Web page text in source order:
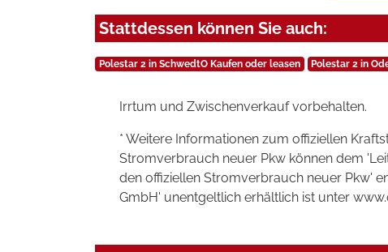
Stattdessen können Sie auch:
Polestar 2 in SchwedtO Kaufen oder leasen Polestar 2 in
Irrtum und Zwischenverkauf vorbehalten.
* Weitere Informationen zum offiziellen
Stromverbrauch neuer Pkw können dem
den offiziellen Stromverbrauch neuer Pkw'
GmbH' unentgeltlich erhältlich ist unter